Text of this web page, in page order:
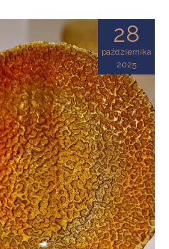
28
października
2025